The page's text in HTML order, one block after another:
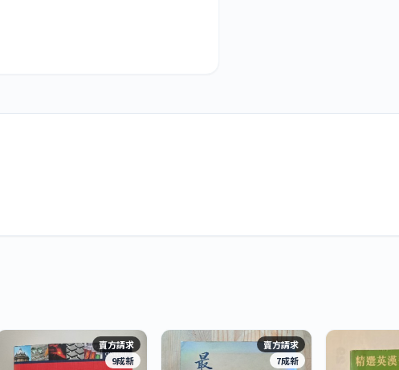
賣方請求
9成新
賣方請求
7成新